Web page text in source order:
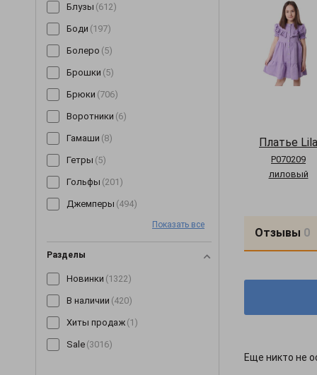
Блузы (612)
Боди (197)
Болеро (5)
Брошки (5)
Брюки (706)
Воротники (6)
Гамаши (8)
Гетры (5)
Гольфы (201)
Джемперы (494)
Показать все
Разделы
Новинки (1322)
В наличии (420)
Хиты продаж (1)
Sale (3016)
Платье Lila
P070209
лиловый
Отзывы 0
Еще никто не